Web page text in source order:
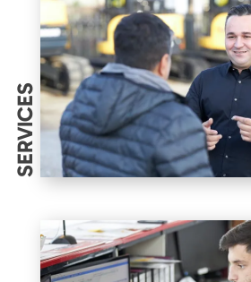
SERVICES